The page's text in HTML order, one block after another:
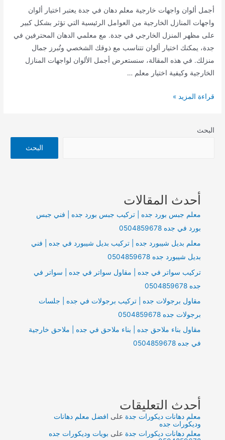
أجمل ألوان واجهات خارجية معلم دهان في جدة يعتبر اختيار ألوان
واجهات المنازل الخارجية من العوامل الرئيسية التي تؤثر بشكل كبير
على مظهر المنزل الخارجي في جدة. مع معلمي الدهان المحترفين في
جدة، يمكنك اختيار ألوان تتناسب مع ذوقك الشخصي وتُبرز جمال
منزلك. في هذه المقالة، سنستعرض أجمل الألوان لواجهات المنازل
الخارجية وكيفية اختيار معلم …
اجمل
خارجية
قراءة المزيد »
البحث
البحث
أحدث المقالات
معلم جبس بورد جده | تركيب جبس بورد جده | فني جبس
بورد في جده 0504859678
معلم بديل شيبورد جده | تركيب بديل شيبورد في جده | فني
بديل شيبورد جده 0504859678
تركيب سواتر في جده | مقاول سواتر في جده | سواتر في
جده 0504859678
مقاول برجولات جده | تركيب برجولات في جده | جلسات
برجولات جده 0504859678
مقاول بناء ملاحق جده | بناء ملاحق في جده | ملاحق خارجية
في جده 0504859678
أحدث التعليقات
معلم دهانات ديكورات جدة على افضل معلم دهانات
وديكورات جده
معلم دهانات ديكورات جدة على بويات وديكورات جده